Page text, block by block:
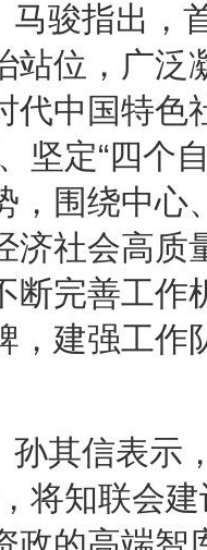
指出，首
站位，广泛
代中国特色
坚定“四个
，围绕中心
济社会高质
断完善工作
，建强工作
信表示，
将知联会